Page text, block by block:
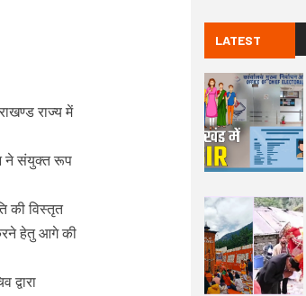
राज्य में
ने संयुक्त रूप
की विस्तृत
हेतु आगे की
LATEST